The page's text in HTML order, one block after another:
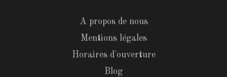
A propos de nous
Mentions légales
Horaires d'ouverture
Blog